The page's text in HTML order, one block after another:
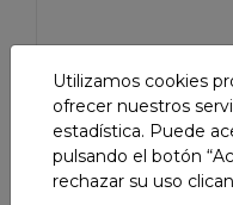
AIRSHOP 7
Perfume de
Utilizamos cookies
ofrecer nuestros
estadística. Puede
pulsando el botón
rechazar su uso